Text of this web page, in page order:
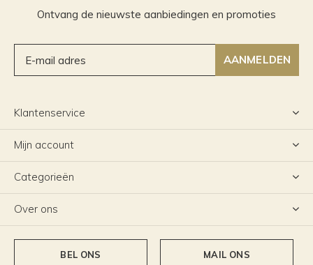
Ontvang de nieuwste aanbiedingen en promoties
AANMELDEN
Klantenservice
Mijn account
Categorieën
Over ons
BEL ONS MAIL ONS